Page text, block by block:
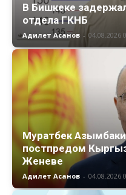
В Бишкеке
отдела ГКНБ
Адилет Асанов - 04.08.2026
Муратбек
постпредом
Женеве
Адилет Асанов - 04.08.2026